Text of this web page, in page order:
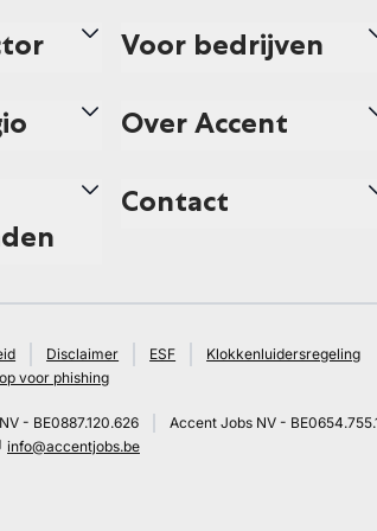
Voor bedrijven
Over Accent
Contact
Disclaimer ESF
Klokkenluidersregeling
voor phishing
- BE0887.120.626
Accent Jobs NV -
info@accentjobs.be